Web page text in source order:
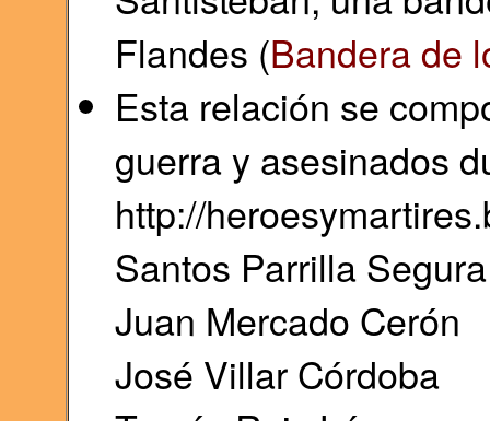
Flandes (Bandera de
Esta relación se
guerra y asesinados
http://
Santos Parrilla Segura
Juan Mercado Cerón
José Villar Córdoba